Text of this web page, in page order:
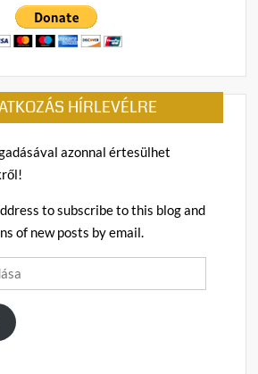
HÍRLEVÉLRE
azonnal értesülhet
to subscribe to this blog and
of new posts by email.